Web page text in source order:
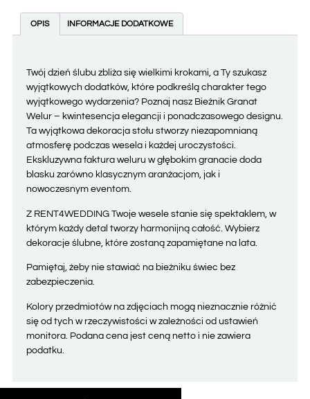
OPIS INFORMACJE DODATKOWE
Twój dzień ślubu zbliża się wielkimi krokami, a Ty szukasz
wyjątkowych dodatków, które podkreślą charakter tego
wyjątkowego wydarzenia? Poznaj nasz Bieżnik Granat
Welur – kwintesencja elegancji i ponadczasowego designu.
Ta wyjątkowa dekoracja stołu stworzy niezapomnianą
atmosferę podczas wesela i każdej uroczystości.
Ekskluzywna faktura weluru w głębokim granacie doda
blasku zarówno klasycznym aranżacjom, jak i
nowoczesnym eventom.
Z RENT4WEDDING Twoje wesele stanie się spektaklem, w
którym każdy detal tworzy harmonijną całość. Wybierz
dekoracje ślubne, które zostaną zapamiętane na lata.
Pamiętaj, żeby nie stawiać na bieżniku świec bez
zabezpieczenia.
Kolory przedmiotów na zdjęciach mogą nieznacznie różnić
się od tych w rzeczywistości w zależności od ustawień
monitora. Podana cena jest ceną netto i nie zawiera
podatku.